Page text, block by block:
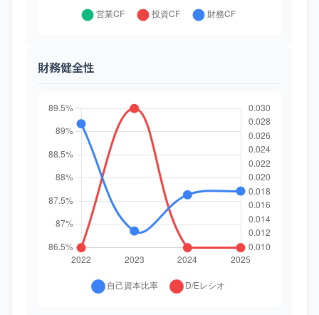
財務健全性